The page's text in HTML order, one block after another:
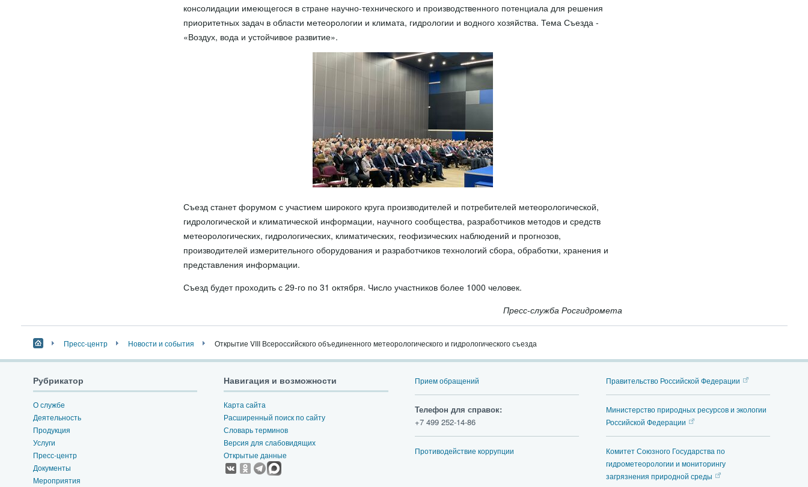
консолидации имеющегося в стране научно-технического и производственного потенциала для решения
приоритетных задач в области метеорологии и климата, гидрологии и водного хозяйства. Тема Съезда -
«Воздух, вода и устойчивое развитие».
Съезд станет форумом с участием широкого круга производителей и потребителей метеорологической,
гидрологической и климатической информации, научного сообщества, разработчиков методов и средств
метеорологических, гидрологических, климатических, геофизических наблюдений и прогнозов,
производителей измерительного оборудования и разработчиков технологий сбора, обработки, хранения и
представления информации.
Съезд будет проходить с 29-го по 31 октября. Число участников более 1000 человек.
Пресс-служба Росгидромета
Пресс-центр Новости и события Открытие VIII Всероссийского объединенного метеорологического и гидрологического съезда
Рубрикатор
О службе
Деятельность
Продукция
Услуги
Пресс-центр
Документы
Мероприятия
Навигация и возможности
Карта сайта
Расширенный поиск по сайту
Словарь терминов
Версия для слабовидящих
Открытые данные
Прием обращений
Телефон для справок:
+7 499 252-14-86
Противодействие коррупции
Правительство Российской Федерации
Министерство природных ресурсов и экологии
Российской Федерации
Комитет Союзного Государства по
гидрометеорологии и мониторингу
загрязнения природной среды